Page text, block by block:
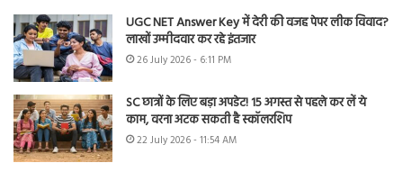
UGC NET Answer Key में देरी की वजह पेपर लीक विवाद?
लाखों उम्मीदवार कर रहे इंतजार
26 July 2026 - 6:11 PM
SC छात्रों के लिए बड़ा अपडेट! 15 अगस्त से पहले कर लें ये
काम, वरना अटक सकती है स्कॉलरशिप
22 July 2026 - 11:54 AM